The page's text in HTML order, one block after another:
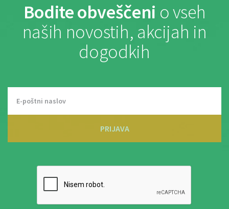
Bodite obveščeni o vseh
naših novostih, akcijah in
dogodkih
PRIJAVA